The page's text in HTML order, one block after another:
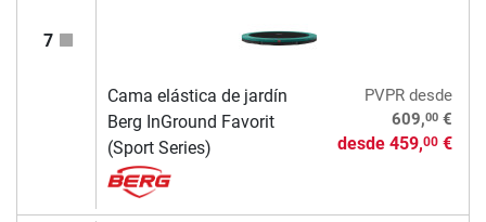
7
Cama elástica de jardín
Berg InGround Favorit
(Sport Series)
PVPRdesde
609,00€
desde 459,00€